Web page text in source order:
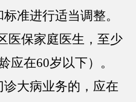
准进行适当调整。
医保家庭医生，至少
应在60岁以下）。
大病业务的，应在